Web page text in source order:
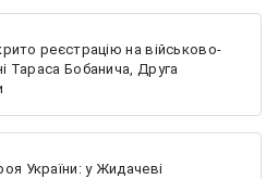
реєстрацію на військово-
Тараса Бобанича, Друга
України: у Жидачеві